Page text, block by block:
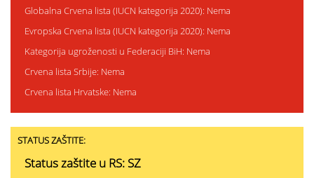
Globalna Crvena lista (IUCN kategorija 2020): Nema
Evropska Crvena lista (IUCN kategorija 2020): Nema
Kategorija ugroženosti u Federaciji BiH: Nema
Crvena lista Srbije: Nema
Crvena lista Hrvatske: Nema
STATUS ZAŠTITE:
Status zaštite u RS: SZ